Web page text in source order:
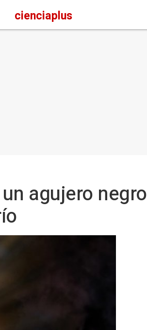
cienciaplus
agujero negro